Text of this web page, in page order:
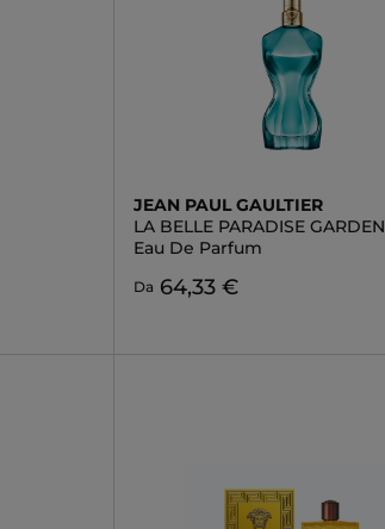
JEAN PAUL GAULTIER
LA BELLE PARADISE GARDEN
Eau De Parfum
Da 64,33 €